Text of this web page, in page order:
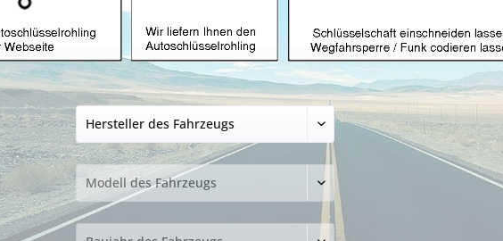
mit Funk Autoschlüssel ohne Funk
Autoschlüsselgehäuse und
Zubehör